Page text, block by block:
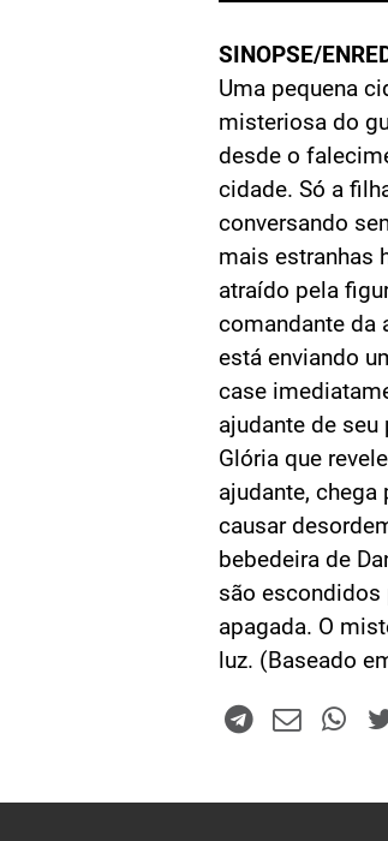
SINOPSE/
Uma pequena
misteriosa do
desde o
cidade. Só a
conversando
mais estranhas
atraído pela
comandante da
está enviando
case
ajudante de seu
Glória que
ajudante,
causar
bebedeira de
são escondidos
apagada. O
luz. (Baseado